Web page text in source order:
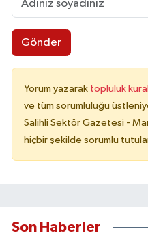
Gönder
Yorum yazarak topluluk
ve tüm sorumluluğu
Salihli Sektör Gazetesi -
hiçbir şekilde sorumlu
Son Haberler